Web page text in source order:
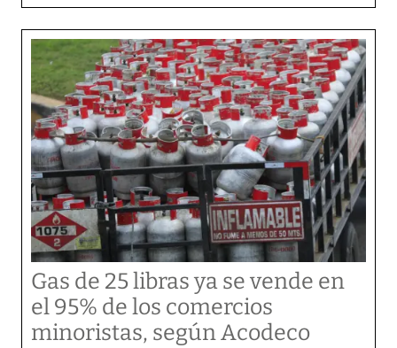
Gas de 25 libras ya se vende en
el 95% de los comercios
minoristas, según Acodeco